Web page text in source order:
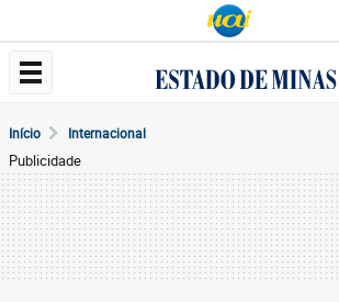
Início Internacional
Publicidade